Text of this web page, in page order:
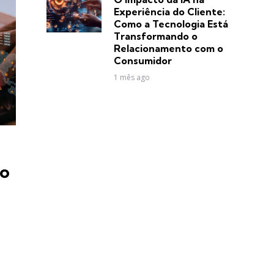
Experiência do Cliente:
Como a Tecnologia Está
Transformando o
Relacionamento com o
Consumidor
1 mês ago